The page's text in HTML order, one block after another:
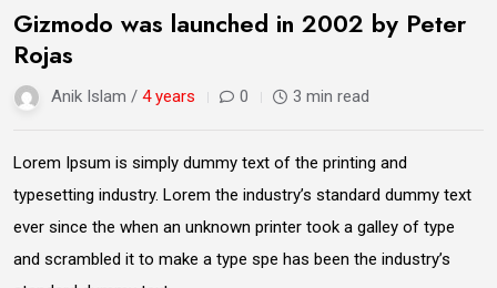
Gizmodo was launched in 2002 by Peter
Rojas
Anik Islam / 4 years 0 3 min read
Lorem Ipsum is simply dummy text of the printing and
typesetting industry. Lorem the industry’s standard dummy text
ever since the when an unknown printer took a galley of type
and scrambled it to make a type spe has been the industry’s